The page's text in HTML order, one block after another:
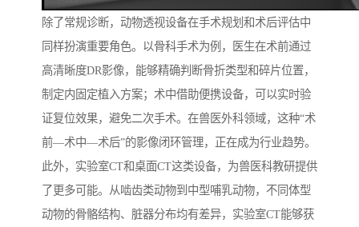
除了常规诊断，动物透视设备在手术规划和术后评估中
同样扮演重要角色。以骨科手术为例，医生在术前通过
高清晰度DR影像，能够精确判断骨折类型和碎片位置，
制定内固定植入方案；术中借助便携设备，可以实时验
证复位效果，避免二次手术。在兽医外科领域，这种“术
前—术中—术后”的影像闭环管理，正在成为行业趋势。
此外，实验室CT和桌面CT这类设备，为兽医科教研提供
了更多可能。从啮齿类动物到中型哺乳动物，不同体型
动物的骨骼结构、脏器分布均有差异，实验室CT能够获